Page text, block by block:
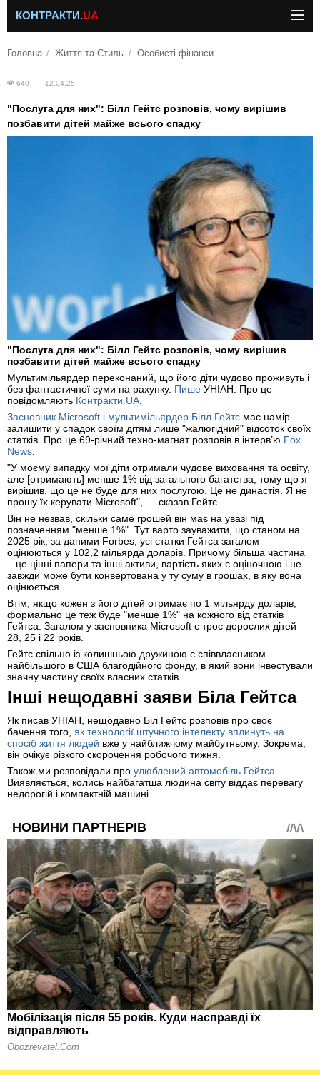
КОНТРАКТИ.UA
Головна Життя та Стиль Особисті фінанси
640 — 12.04.25
"Послуга для них": Білл Гейтс розповів, чому вирішив
позбавити дітей майже всього спадку
"Послуга для них": Білл Гейтс розповів, чому вирішив
позбавити дітей майже всього спадку
Мультимільярдер переконаний, що його діти чудово проживуть і
без фантастичної суми на рахунку. Пише УНІАН. Про це
повідомляють Контракти.UA.
Засновник Microsoft і мультимільярдер Білл Гейтс має намір
залишити у спадок своїм дітям лише "жалюгідний" відсоток своїх
статків. Про це 69-річний техно-магнат розповів в інтерв’ю Fox
News.
"У моєму випадку мої діти отримали чудове виховання та освіту,
але [отримають] менше 1% від загального багатства, тому що я
вирішив, що це не буде для них послугою. Це не династія. Я не
прошу їх керувати Microsoft", — сказав Гейтс.
Він не незвав, скільки саме грошей він має на увазі під
позначенням "менше 1%". Тут варто зауважити, що станом на
2025 рік, за даними Forbes, усі статки Гейтса загалом
оцінюються у 102,2 мільярда доларів. Причому більша частина
– це цінні папери та інші активи, вартість яких є оціночною і не
завжди може бути конвертована у ту суму в грошах, в яку вона
оцінюється.
Втім, якщо кожен з його дітей отримає по 1 мільярду доларів,
формально це теж буде "менше 1%" на кожного від статків
Гейтса. Загалом у засновника Microsoft є троє дорослих дітей –
28, 25 і 22 років.
Гейтс спільно із колишньою дружиною є співвласником
найбільшого в США благодійного фонду, в який вони інвестували
значну частину своїх власних статків.
Інші нещодавні заяви Біла Гейтса
Як писав УНІАН, нещодавно Біл Гейтс розповів про своє
бачення того, як технології штучного інтелекту вплинуть на
спосіб життя людей вже у найближчому майбутньому. Зокрема,
він очікує різкого скорочення робочого тижня.
Також ми розповідали про улюблений автомобіль Гейтса.
Виявляється, колись найбагатша людина світу віддає перевагу
недорогій і компактній машині